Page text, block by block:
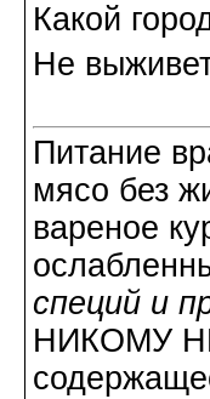
Какой
Не
Питание
мясо без
вареное
специй и
НИКОМУ